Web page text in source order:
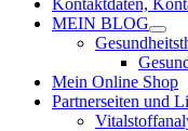
Kontaktdaten,
MEIN BLOG
Mein Online Shop
Partnerseiten und